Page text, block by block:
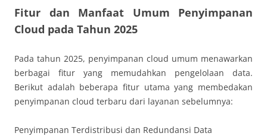
Fitur dan Manfaat Umum Penyimpanan
Cloud pada Tahun 2025
Pada tahun 2025, penyimpanan cloud umum menawarkan
berbagai fitur yang memudahkan pengelolaan data.
Berikut adalah beberapa fitur utama yang membedakan
penyimpanan cloud terbaru dari layanan sebelumnya:
Penyimpanan Terdistribusi dan Redundansi Data